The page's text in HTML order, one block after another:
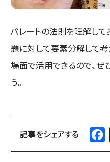
パレートの法則を理解して
題に対して要素分解して
場面で活用できるので、ぜ
う。